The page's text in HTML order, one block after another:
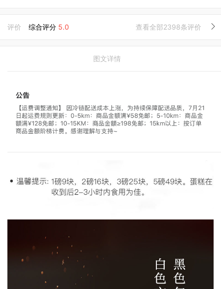
评价 综合评分 5.0 查看全部2398条评价
图文详情